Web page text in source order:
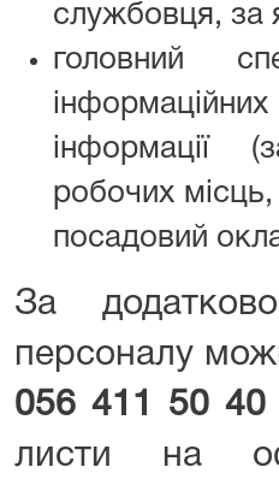
службовця, за
головний
інформації
робочих
посадовий
За
персоналу
056 411 50 40
листи на